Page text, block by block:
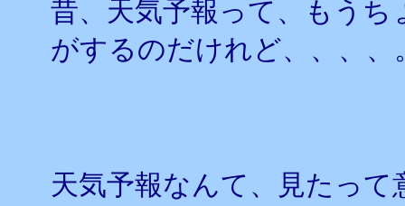
昔、天気予報って、もう
がするのだけれど、、、、
天気予報なんて、見たっ